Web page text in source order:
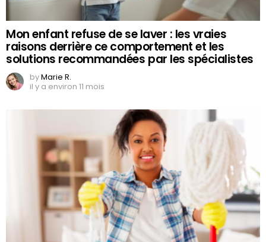
Mon enfant refuse de se laver : les vraies
raisons derrière ce comportement et les
solutions recommandées par les spécialistes
byMarie R.
il y a environ 11 mois